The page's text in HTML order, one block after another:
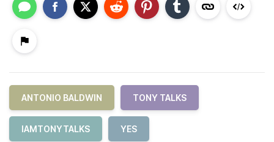
ANTONIO BALDWIN TONY TALKS
IAMTONYTALKS YES